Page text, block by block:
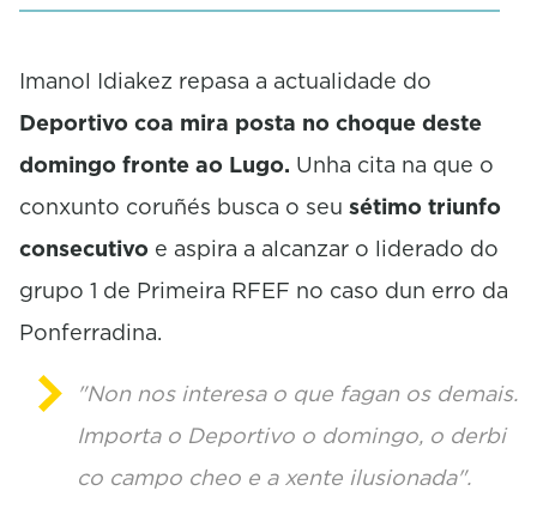
s
Imanol Idiakez repasa a actualidade do
Deportivo coa mira posta no choque deste
domingo fronte ao Lugo. Unha cita na que o
conxunto coruñés busca o seu sétimo triunfo
consecutivo e aspira a alcanzar o liderado do
grupo 1 de Primeira RFEF no caso dun erro da
Ponferradina.
"Non nos interesa o que fagan os demais.
Importa o Deportivo o domingo, o derbi
co campo cheo e a xente ilusionada".